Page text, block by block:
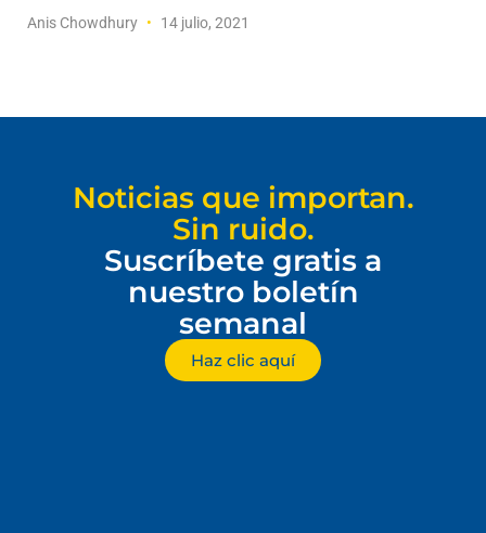
Anis Chowdhury 14 julio, 2021
Noticias que importan.
Sin ruido.
Suscríbete gratis a
nuestro boletín
semanal
Haz clic aquí